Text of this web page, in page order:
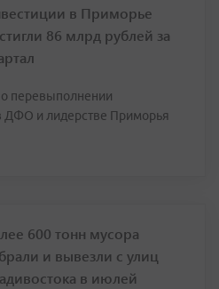
в Приморье
86 млрд рублей за
перевыполнении
ДФО и лидерстве Приморья
600 тонн мусора
и вывезли с улиц
в июлей